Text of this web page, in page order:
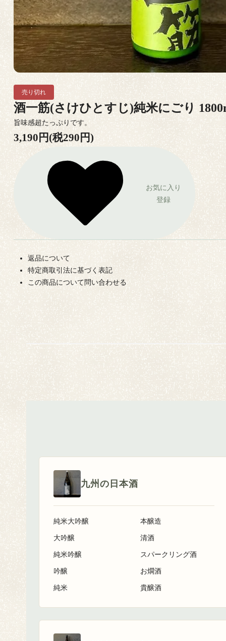
売り切れ
酒一筋(さけひとすじ)純米にごり
旨味感超たっぷりです。
3,190円(税290円)
お気に入り
登録
返品について
特定商取引法に基づく表記
この商品について問い合わせる
九州の日本酒
純米大吟醸
大吟醸
純米吟醸
吟醸
純米
本醸造
清酒
スパークリング酒
お燗酒
貴醸酒